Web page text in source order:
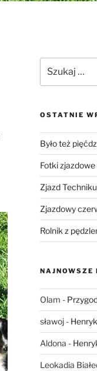
OSTATNIE
Było też
Fotki zjazdowe
Zjazd
Zjazdowy
Rolnik z
NAJNOWSZE
Olam -
sławoj-
Aldona -
Leokadia